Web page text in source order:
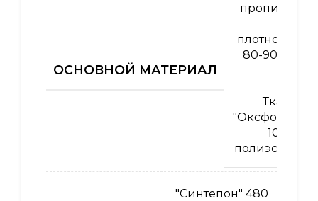
ОСНОВНОЙ МАТЕРИАЛ
пропитка
плотность
80-90 гр/
Ткань
"Оксфорд"
100%
полиэстер
"Синтепон" 480